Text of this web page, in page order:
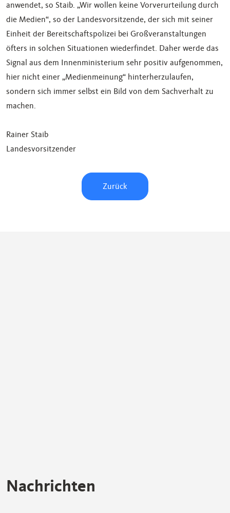
anwendet, so Staib. „Wir wollen keine Vorverurteilung durch
die Medien“, so der Landesvorsitzende, der sich mit seiner
Einheit der Bereitschaftspolizei bei Großveranstaltungen
öfters in solchen Situationen wiederfindet. Daher werde das
Signal aus dem Innenministerium sehr positiv aufgenommen,
hier nicht einer „Medienmeinung“ hinterherzulaufen,
sondern sich immer selbst ein Bild von dem Sachverhalt zu
machen.
Rainer Staib
Landesvorsitzender
Zurück
Nachrichten